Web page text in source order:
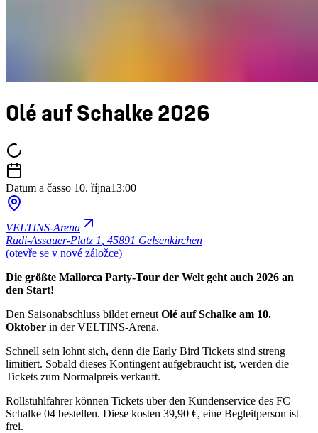
Olé auf Schalke 2026
Datum a časso 10. října13:00
VELTINS-Arena
Rudi-Assauer-Platz 1 45891 Gelsenkirchen
(otevře se v nové záložce)
Die größte Mallorca Party-Tour der Welt geht auch 2026 an
den Start!
Den Saisonabschluss bildet erneut Olé auf Schalke am 10.
Oktober in der VELTINS-Arena.
Schnell sein lohnt sich, denn die Early Bird Tickets sind streng
limitiert. Sobald dieses Kontingent aufgebraucht ist, werden die
Tickets zum Normalpreis verkauft.
Rollstuhlfahrer können Tickets über den Kundenservice des FC
Schalke 04 bestellen. Diese kosten 39,90 €, eine Begleitperson ist
frei.